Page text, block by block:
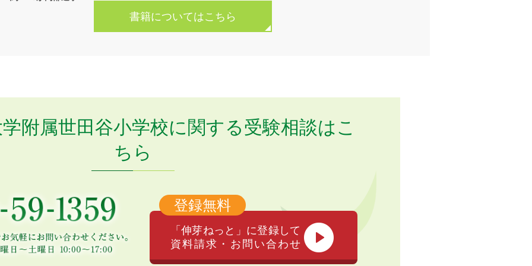
書籍についてはこちら
附属世田谷小学校に関する受験相談はこ
ちら
登録無料
「伸芽ねっと」に登録して
資料請求・お問い合わせ